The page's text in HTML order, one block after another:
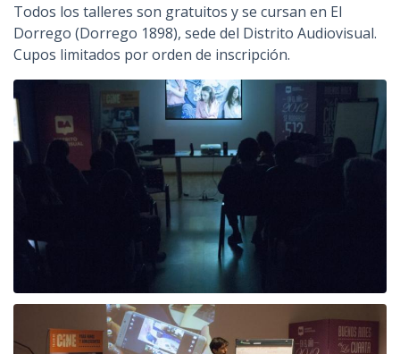
Todos los talleres son gratuitos y se cursan en El
Dorrego (Dorrego 1898), sede del Distrito Audiovisual.
Cupos limitados por orden de inscripción.